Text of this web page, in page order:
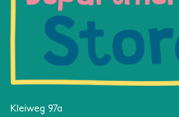
Kleiweg 97a